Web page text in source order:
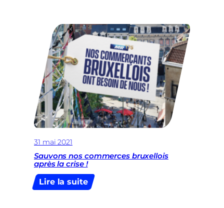
des
animaux
exotiques
31 mai 2021
Sauvons nos commerces bruxellois
après la crise !
Lire la suite:
Sauvons